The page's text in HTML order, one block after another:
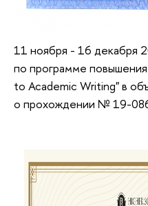
11 ноября - 16
по программе
to Academic Writing" в
о прохождении № 19-